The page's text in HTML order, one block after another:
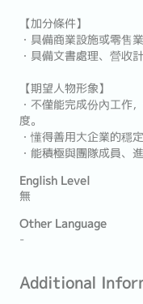
【加分條件】
・具備商業設施或零售
・具備文書處理、營收
【期望人物形象】
・不僅能完成份內工作
度。
・懂得善用大企業的穩
・能積極與團隊成員、
English Level
無
Other Language
-
Additional